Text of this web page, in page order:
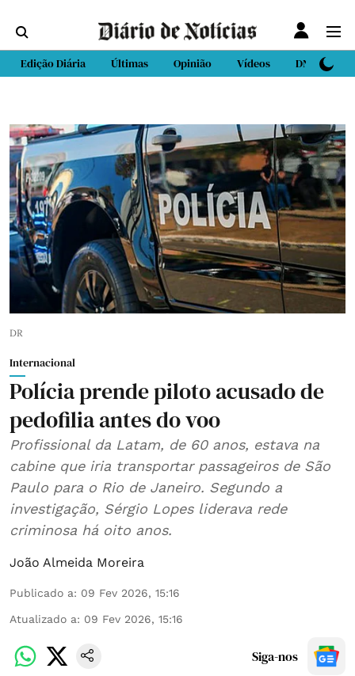
Edição Diária Últimas Opinião Vídeos DN Sport
DR
Internacional
Polícia prende piloto acusado de
pedofilia antes do voo
Profissional da Latam, de 60 anos, estava na
cabine que iria transportar passageiros de São
Paulo para o Rio de Janeiro. Segundo a
investigação, Sérgio Lopes liderava rede
criminosa há oito anos.
João Almeida Moreira
Publicado a: 09 Fev 2026, 15:16
Atualizado a: 09 Fev 2026, 15:16
Siga-nos